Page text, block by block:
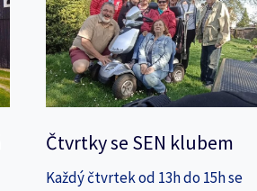
Čtvrtky se SEN klubem
Každý čtvrtek od 13h do 15h se